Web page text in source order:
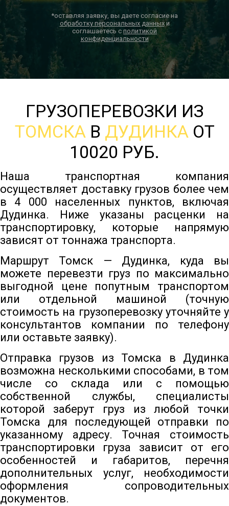
*оставляя заявку, вы даете согласие на
обработку персональных данныхи
соглашаетесь с политикой
конфиденциальности
ГРУЗОПЕРЕВОЗКИ ИЗ
ТОМСКАВ ДУДИНКАОТ
10020 РУБ.
Наша транспортная компания
осуществляет доставку грузов более чем
в 4 000 населенных пунктов, включая
Дудинка. Ниже указаны расценки на
транспортировку, которые напрямую
зависят от тоннажа транспорта.
Маршрут Томск — Дудинка, куда вы
можете перевезти груз по максимально
выгодной цене попутным транспортом
или отдельной машиной (точную
стоимость на грузоперевозку уточняйте у
консультантов компании по телефону
или оставьте заявку).
Отправка грузов из Томска в Дудинка
возможна несколькими способами, в том
числе со склада или с помощью
собственной службы, специалисты
которой заберут груз из любой точки
Томска для последующей отправки по
указанному адресу. Точная стоимость
транспортировки груза зависит от его
особенностей и габаритов, перечня
дополнительных услуг, необходимости
оформления сопроводительных
документов.